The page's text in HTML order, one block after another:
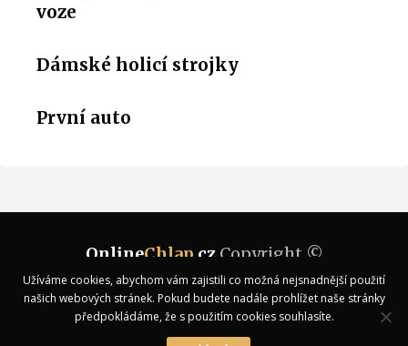
voze
Dámské holicí strojky
První auto
OnlineChlap.czCopyright ©
Kontakt
Užíváme cookies, abychom vám zajistili co možná nejsnadnější použití
našich webových stránek. Pokud budete nadále prohlížet naše stránky
předpokládáme, že s použitím cookies souhlasíte.